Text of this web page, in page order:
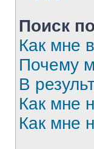
Поиск
Как мне
Почему
В
Как мне
Как мне